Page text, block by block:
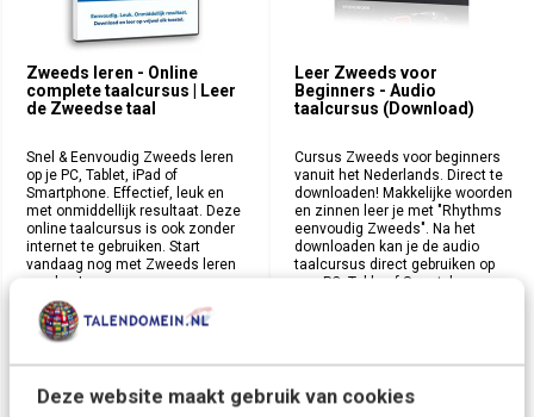
Deze website maakt gebruik van cookies
Zweeds leren - Online
complete taalcursus | Leer
de Zweedse taal
Snel & Eenvoudig Zweeds leren
op je PC, Tablet, iPad of
Smartphone. Effectief, leuk en
met onmiddellijk resultaat. Deze
online taalcursus is ook zonder
internet te gebruiken. Start
vandaag nog met Zweeds leren
spreken!
Deliverytime
Leer Zweeds voor
Beginners - Audio
taalcursus (Download)
Cursus Zweeds voor beginners
vanuit het Nederlands. Direct te
downloaden! Makkelijke woorden
en zinnen leer je met "Rhythms
eenvoudig Zweeds". Na het
downloaden kan je de audio
taalcursus direct gebruiken op
een PC, Table of Smartphone.